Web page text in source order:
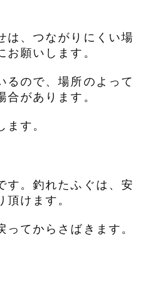
は、つながりにくい場
お願いします。
るので、場所のよって
合があります。
ます。
す。釣れたふぐは、安
頂けます。
ってからさばきます。